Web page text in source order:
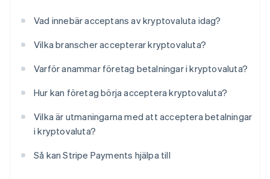
Vad innebär acceptans av kryptovaluta idag?
Vilka branscher accepterar kryptovaluta?
Varför anammar företag betalningar i kryptovaluta?
Hur kan företag börja acceptera kryptovaluta?
Vilka är utmaningarna med att acceptera betalningar
i kryptovaluta?
Så kan Stripe Payments hjälpa till